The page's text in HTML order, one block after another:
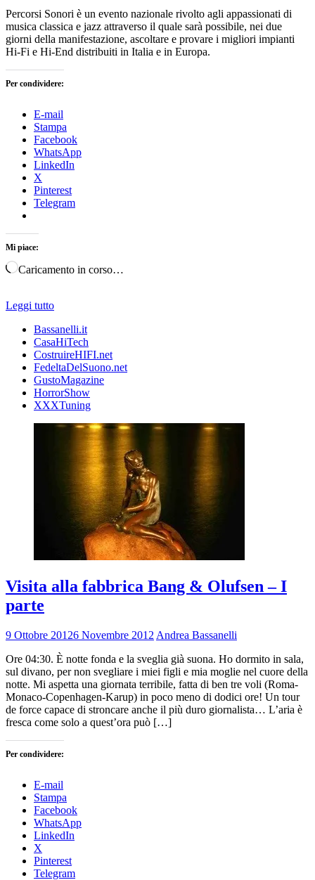
Percorsi Sonori è un evento nazionale rivolto agli appassionati di
musica classica e jazz attraverso il quale sarà possibile, nei due
giorni della manifestazione, ascoltare e provare i migliori impianti
Hi-Fi e Hi-End distribuiti in Italia e in Europa.
Per condividere:
E-mail
Stampa
Facebook
WhatsApp
LinkedIn
X
Pinterest
Telegram
Mi piace:
Caricamento in corso…
Leggi tutto
Bassanelli.it
CasaHiTech
CostruireHIFI.net
FedeltaDelSuono.net
GustoMagazine
HorrorShow
XXXTuning
Visita alla fabbrica Bang & Olufsen – I
parte
9 Ottobre 20126 Novembre 2012 Andrea Bassanelli
Ore 04:30. È notte fonda e la sveglia già suona. Ho dormito in sala,
sul divano, per non svegliare i miei figli e mia moglie nel cuore della
notte. Mi aspetta una giornata terribile, fatta di ben tre voli (Roma-
Monaco-Copenhagen-Karup) in poco meno di dodici ore! Un tour
de force capace di stroncare anche il più duro giornalista… L’aria è
fresca come solo a quest’ora può […]
Per condividere:
E-mail
Stampa
Facebook
WhatsApp
LinkedIn
X
Pinterest
Telegram